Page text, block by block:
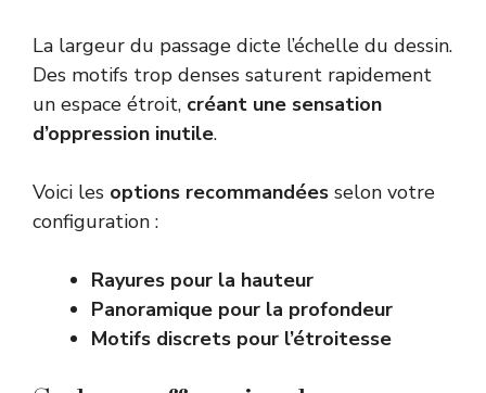
La largeur du passage dicte l’échelle du dessin.
Des motifs trop denses saturent rapidement
un espace étroit, créant une sensation
d’oppression inutile.
Voici les options recommandées selon votre
configuration :
Rayures pour la hauteur
Panoramique pour la profondeur
Motifs discrets pour l’étroitesse